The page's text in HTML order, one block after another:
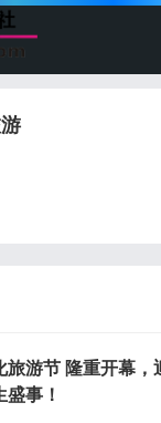
游节 隆重开幕，
事！